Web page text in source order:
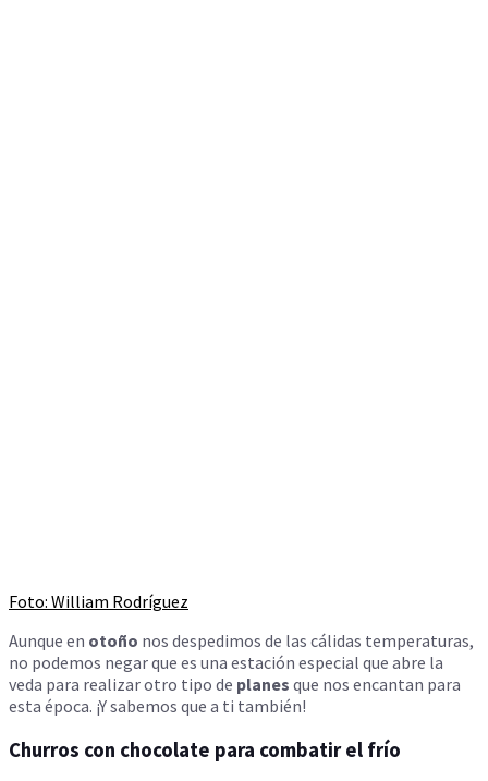
Foto: William Rodríguez
Aunque en otoño nos despedimos de las cálidas temperaturas,
no podemos negar que es una estación especial que abre la
veda para realizar otro tipo de planes que nos encantan para
esta época. ¡Y sabemos que a ti también!
Churros con chocolate para combatir el frío